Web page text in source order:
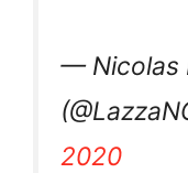
— Nicolas
2020